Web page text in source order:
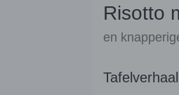
Risotto
en
Tafelverhaal